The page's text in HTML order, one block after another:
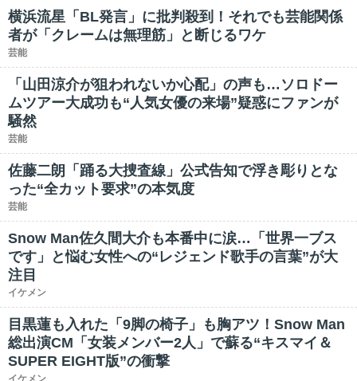
横浜流星「BL発言」に批判殺到！それでも芸能関係
者が「クレームは無理筋」と断じるワケ
芸能
「山田涼介が狙われないか心配」の声も…ソロドー
ムツアー大成功も“人気女優の来場”疑惑にファンが
騒然
芸能
佐藤二朗「踊る大捜査線」公式告知で浮き彫りとな
った“全カット要求”の本気度
芸能
Snow Man佐久間大介も本番中に涙…「世界一ブス
です」と悩む女性への“レジェンド歌手の言葉”が大
注目
イケメン
目黒蓮も入れた「9脚の椅子」も胸アツ！Snow Man
総出演CM「女装メンバー2人」で蘇る“キスマイ＆
SUPER EIGHT版”の衝撃
イケメン